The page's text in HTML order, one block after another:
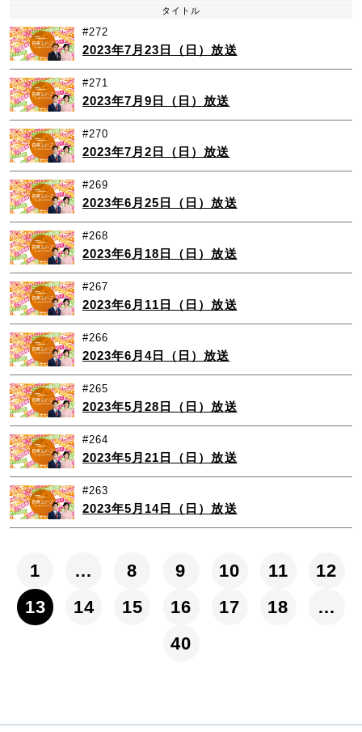
タイトル
#272
2023年7月23日（日）放送
#271
2023年7月9日（日）放送
#270
2023年7月2日（日）放送
#269
2023年6月25日（日）放送
#268
2023年6月18日（日）放送
#267
2023年6月11日（日）放送
#266
2023年6月4日（日）放送
#265
2023年5月28日（日）放送
#264
2023年5月21日（日）放送
#263
2023年5月14日（日）放送
1 … 8 9 10 11
12
13
14 15 16 17 18
…
40